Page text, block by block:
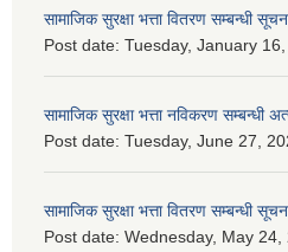
सामाजिक सुरक्षा भत्ता वितरण सम्बन्धी
Post date: Tuesday, January
सामाजिक सुरक्षा भत्ता नविकरण सम्बन्धी
Post date: Tuesday, June 27,
सामाजिक सुरक्षा भत्ता वितरण सम्बन्धी
Post date: Wednesday, May